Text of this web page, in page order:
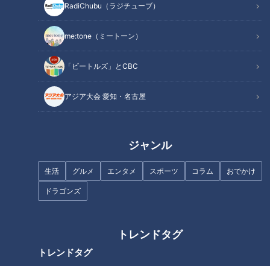
RadiChubu（ラジチューブ）
me:tone（ミートーン）
「ビートルズ」とCBC
アジア大会 愛知・名古屋
ジャンル
生活 グルメ エンタメ スポーツ コラム おでかけ
ドラゴンズ
トレンドタグ
トレンドタグ
カリスマ料理人が作る塩台湾ま
ぜそば/1か月に3万個売れる爆売
れスイーツ【愛されフード】
「レトロかわいい」とSNSで話
題に！三重・四日市市で愛され
は？愛知・あま市の“極上塩タ
れフード『大海老フライ定食』
ド】
有料級なのに無料！？“ウミガメ
と触れ合える体験”で話題！三